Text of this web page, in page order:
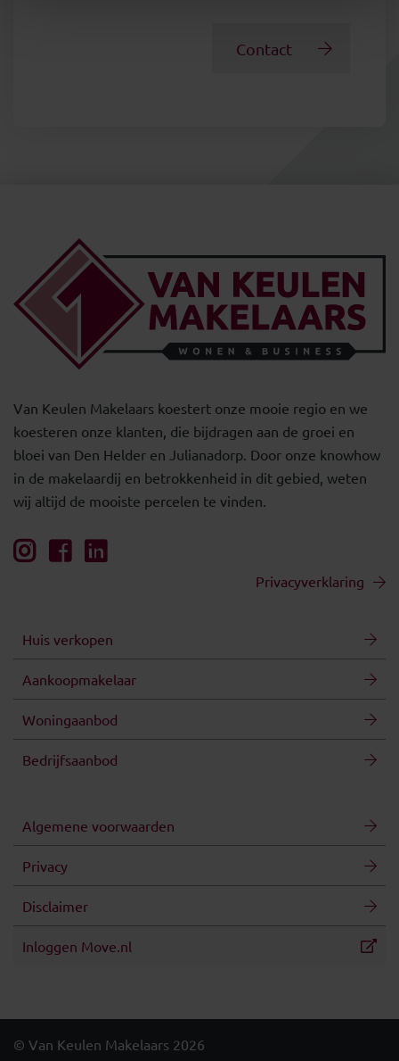
Contact
Van Keulen Makelaars koestert onze mooie regio en we
koesteren onze klanten, die bijdragen aan de groei en
bloei van Den Helder en Julianadorp. Door onze knowhow
in de makelaardij en betrokkenheid in dit gebied, weten
wij altijd de mooiste percelen te vinden.
Privacyverklaring
Huis verkopen
Aankoopmakelaar
Woningaanbod
Bedrijfsaanbod
Algemene voorwaarden
Privacy
Disclaimer
Inloggen Move.nl
© Van Keulen Makelaars 2026